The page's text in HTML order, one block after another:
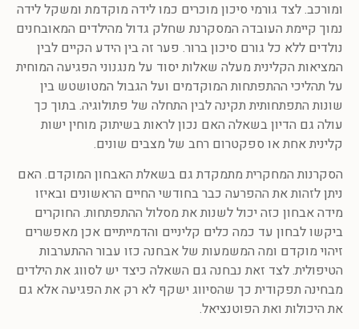
ומורכב. לצד גורמי סיכון מוכרים כמו לידה מוקדמת ומשקל לידה
נמוך קיימת העובדה המסקרנת שחלק גדול מהילדים המאובחנים
נולדים ללא כל גורם סיכון ברור. פער זה בין הידע הקיים לבין
המציאות הקלינית מעלה שאלות יסוד על מנגנוני הפגיעה המוחית
על תהליכי ההתפתחות המוקדמים ועל הגבול המטושטש בין
שונות התפתחותית תקינה לבין התחלה של פתולוגיה. בתוך כך
עולה גם הדיון בשאלה האם נכון לראות בשיתוק מוחין ישות
קלינית אחת או ספקטרום רחב של מצבים שונים.
הסקרנות המחקרית מתמקדת גם בשאלת האבחון המוקדם. האם
ניתן לזהות את ההפרעה כבר בחודשי החיים הראשונים ובאיזו
מידה אבחון כזה יכול לשנות את מסלול ההתפתחות. החוקרים
ביקשו לבחון עד כמה כלים קליניים והדמייתיים אכן מאפשרים
זיהוי מוקדם ומה המשמעות של אבחנה כזו עבור ההתערבות
הטיפולית. לצד זאת נבחנה גם השאלה כיצד יש לסווג את הילדים
מבחינה תפקודית כך שהסיווג ישקף לא רק את הפגיעה אלא גם
את היכולות ואת הפוטנציאל.